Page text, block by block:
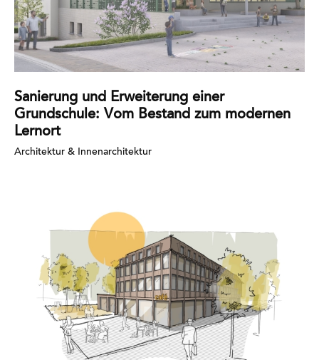
Sanierung und Erweiterung einer
Grundschule: Vom Bestand zum modernen
Lernort
Architektur & Innenarchitektur
erfahren